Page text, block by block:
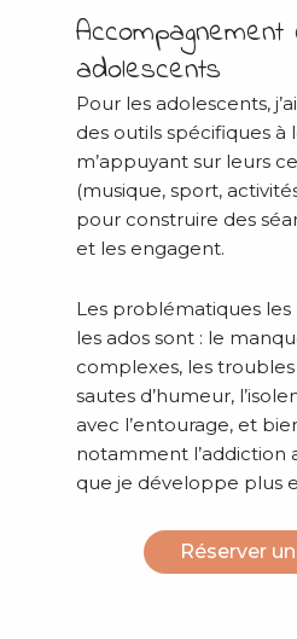
adolescents
Pour les adolescents,
des outils spécifiques à
m’appuyant sur leurs
(musique, sport,
pour construire des
et les engagent.
Les problématiques
les ados sont : le
complexes, les
sautes d’humeur,
avec l’entourage, et
notamment l’addiction
que je développe plus
Réserver